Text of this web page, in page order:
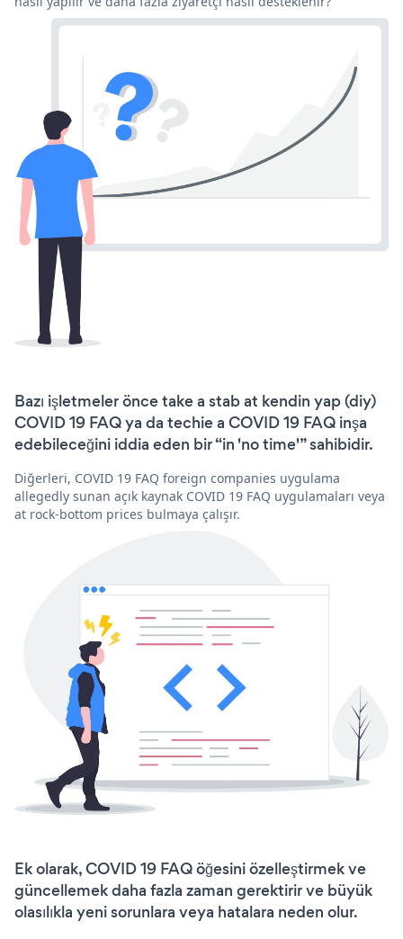
Bazı işletmeler önce take a stab at kendin yap (diy)
COVID 19 FAQ ya da techie a COVID 19 FAQ inşa
edebileceğini iddia eden bir “in 'no time'” sahibidir.
Diğerleri, COVID 19 FAQ foreign companies uygulama
allegedly sunan açık kaynak COVID 19 FAQ uygulamaları veya
at rock-bottom prices bulmaya çalışır.
Ek olarak, COVID 19 FAQ öğesini özelleştirmek ve
güncellemek daha fazla zaman gerektirir ve büyük
olasılıkla yeni sorunlara veya hatalara neden olur.